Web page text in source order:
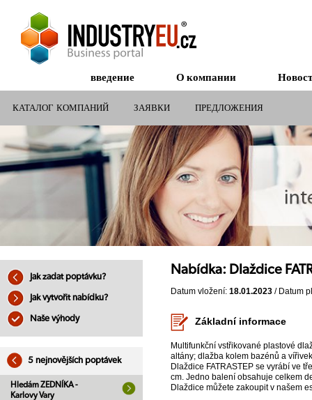
введение О компании
КАТАЛОГ КОМПАНИЙ ЗАЯВКИ ПРЕДЛОЖЕНИЯ
СУБСИДИИ ДЛЯ КОМПАНИЙ
Jak zadat poptávku?
Jak vytvořit nabídku?
Naše výhody
5 nejnovějších poptávek
Hledám ZEDNÍKA -
Karlovy Vary
Nabídka: Dlaždice
Datum vložení: 18.01.2023 / Datum
Základní informace
Multifunkční vstřikované plastové
altány; dlažba kolem bazénů a
Dlaždice FATRASTEP se vyrábí ve
cm. Jedno balení obsahuje celkem
Dlaždice můžete zakoupit v našem